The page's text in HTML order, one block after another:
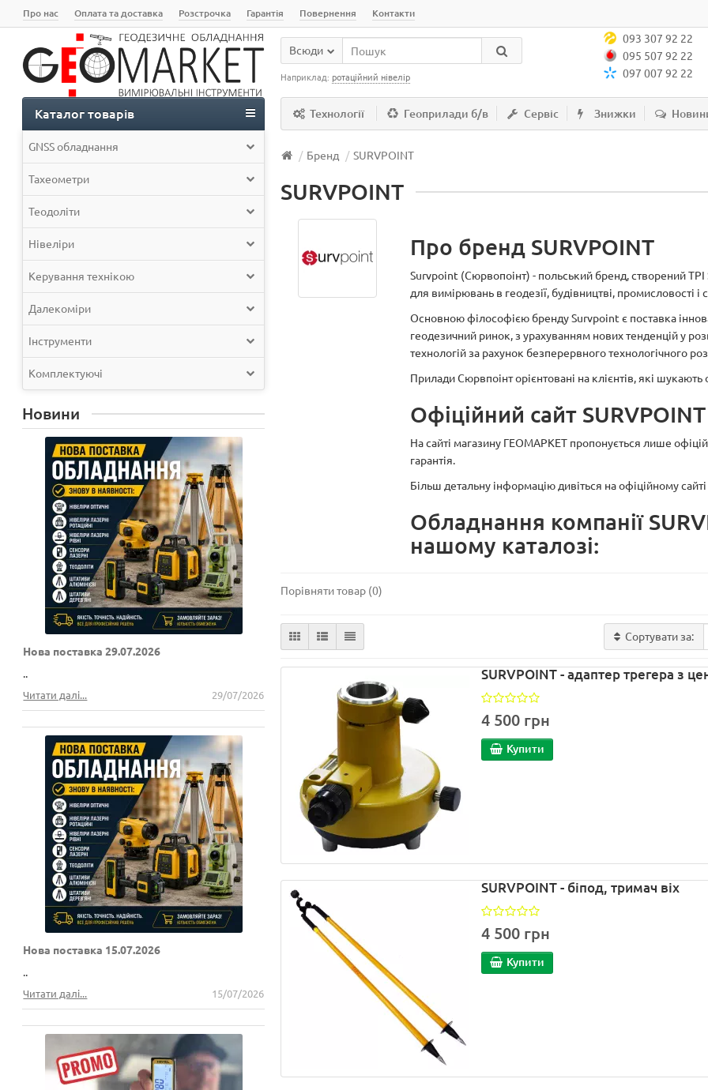
Про нас Оплата та доставка Розстрочка Гарантія Повернення Контакти
Всюди
Наприклад: ротаційний нівелір
093 307 92 22
095 507 92 22
097 007 92 22
Технології Геоприлади б/в Сервіс Знижки
Каталог товарів
GNSS обладнання
Тахеометри
Теодоліти
Нівеліри
Керування технікою
Далекоміри
Інструменти
Комплектуючі
Бренд SURVPOINT
Новини
Нова поставка 29.07.2026
..
Читати далі... 29/07/2026
Нова поставка 15.07.2026
..
Читати далі... 15/07/2026
SURVPOINT
Про бренд SURVPOINT
Survpoint (Сюрвопоінт) - польський бренд, створений
для вимірювань в геодезії, будівництві, промисловості і
Основною філософією бренду Survpoint є поставка
геодезичний ринок, з урахуванням нових тенденцій у
технологій за рахунок безперервного технологічного
Прилади Сюрвпоінт орієнтовані на клієнтів, які
Офіційний сайт SURVPOINT
На сайті магазину ГЕОМАРКЕТ пропонується лише
гарантія.
Більш детальну інформацію дивіться на офіційному
Обладнання компанії
нашому каталозі:
Порівняти товар (0)
Сортувати за:
SURVPOINT - адаптер трегера з
4 500 грн
Купити
SURVPOINT - біпод, тримач віх
4 500 грн
Купити